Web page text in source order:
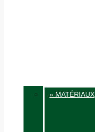
» MATÉRIAUX